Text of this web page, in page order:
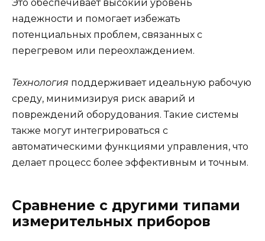
Это обеспечивает высокий уровень
надежности и помогает избежать
потенциальных проблем, связанных с
перегревом или переохлаждением.
Технология поддерживает идеальную рабочую
среду, минимизируя риск аварий и
повреждений оборудования. Такие системы
также могут интегрироваться с
автоматическими функциями управления, что
делает процесс более эффективным и точным.
Сравнение с другими типами
измерительных приборов